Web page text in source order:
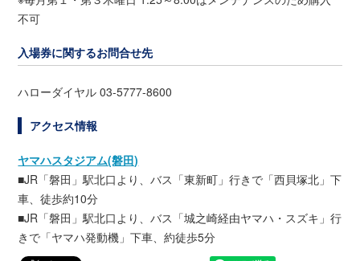
不可
入場券に関するお問合せ先
ハローダイヤル 03-5777-8600
アクセス情報
ヤマハスタジアム(磐田)
■JR「磐田」駅北口より、バス「東新町」行きで「西貝塚北」下
車、徒歩約10分
■JR「磐田」駅北口より、バス「城之崎経由ヤマハ・スズキ」行
きで「ヤマハ発動機」下車、約徒歩5分